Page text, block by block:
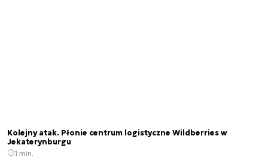
Kolejny atak. Płonie centrum logistyczne Wildberries w
Jekaterynburgu
1 min.